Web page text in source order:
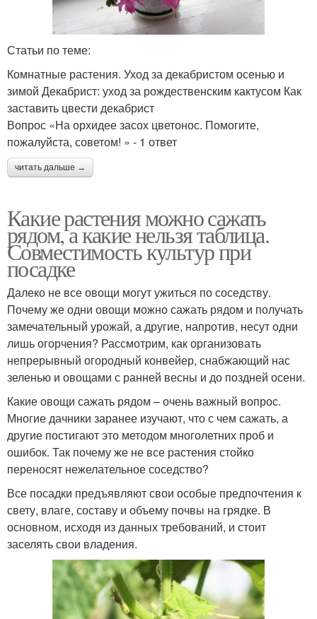
Статьи по теме:
Комнатные растения. Уход за декабристом осенью и
зимой Декабрист: уход за рождественским кактусом Как
заставить цвести декабрист
Вопрос «На орхидее засох цветонос. Помогите,
пожалуйста, советом! » - 1 ответ
читать дальше →
Какие растения можно сажать
рядом, а какие нельзя таблица.
Совместимость культур при
посадке
Далеко не все овощи могут ужиться по соседству.
Почему же одни овощи можно сажать рядом и получать
замечательный урожай, а другие, напротив, несут одни
лишь огорчения? Рассмотрим, как организовать
непрерывный огородный конвейер, снабжающий нас
зеленью и овощами с ранней весны и до поздней осени.
Какие овощи сажать рядом – очень важный вопрос.
Многие дачники заранее изучают, что с чем сажать, а
другие постигают это методом многолетних проб и
ошибок. Так почему же не все растения стойко
переносят нежелательное соседство?
Все посадки предъявляют свои особые предпочтения к
свету, влаге, составу и объему почвы на грядке. В
основном, исходя из данных требований, и стоит
заселять свои владения.